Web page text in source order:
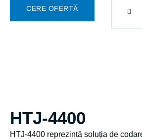
CERE OFERTĂ
HTJ-4400
HTJ-4400 reprezintă soluția de